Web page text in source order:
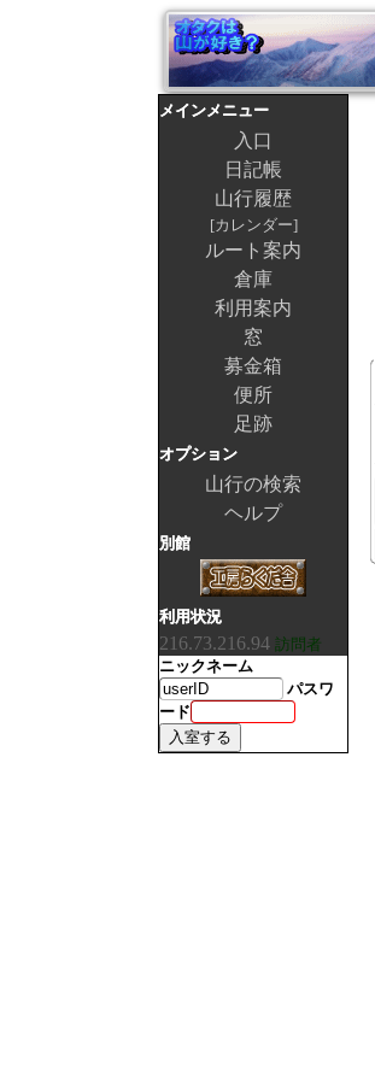
メインメニュー
入口
日記帳
山行履歴
カレンダー
ルート案内
倉庫
利用案内
窓
募金箱
便所
足跡
オプション
山行の検索
ヘルプ
別館
利用状況
216.73.216.94 訪問者
ニックネーム
パスワ
ード